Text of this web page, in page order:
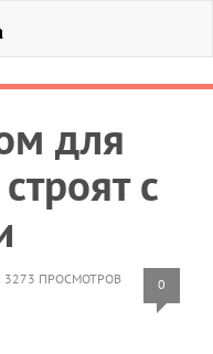
для
с
3273 ПРОСМОТРОВ 0